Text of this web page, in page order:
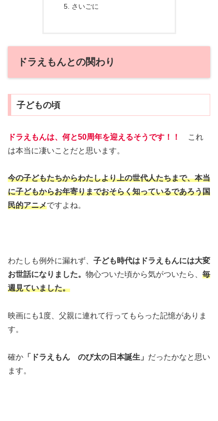
さいごに
ドラえもんとの関わり
子どもの頃
ドラえもんは、何と50周年を迎えるそうです！！
これ
は本当に凄いことだと思います。
今の子どもたちからわたしより上の世代人たちまで、本当
に子どもからお年寄りまでおそらく知っているであろう国
民的アニメですよね。
わたしも例外に漏れず、 子ども時代はドラえもんには大変
お世話になりました。 物心ついた頃から気がついたら、 毎
週見ていました。
映画にも1度、父親に連れて行ってもらった記憶がありま
す。
確か 「ドラえもん のび太の日本誕生」 だったかなと思い
ます。